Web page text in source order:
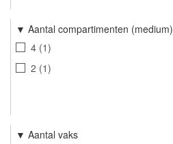
Aantal compartimenten (medium)
4 1
2 1
Aantal vaks